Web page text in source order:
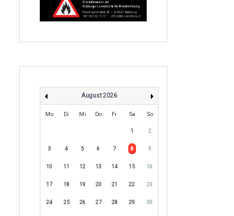
August 2026
Mo Di Mi Do Fr Sa So
1 2
3 4 5 6 7 8 9
10 11 12 13 14 15 16
17 18 19 20 21 22 23
24 25 26 27 28 29 30